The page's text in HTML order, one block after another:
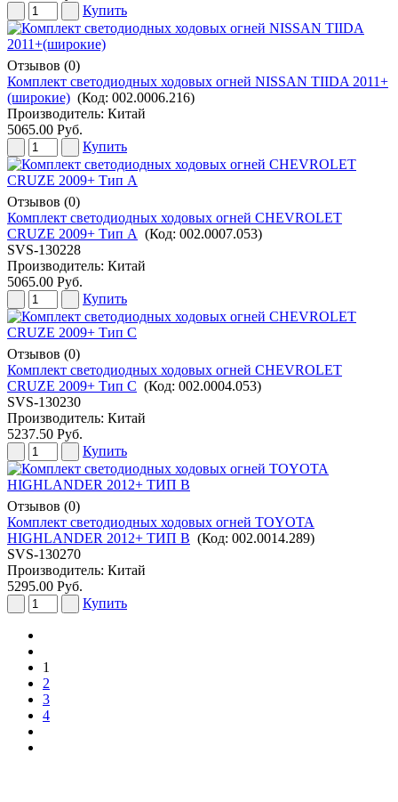
Купить
Отзывов (0)
Комплект светодиодных ходовых огней NISSAN TIIDA 2011+
(широкие) (Код: 002.0006.216)
Производитель: Китай
5065.00 Руб.
Купить
Отзывов (0)
Комплект светодиодных ходовых огней CHEVROLET
CRUZE 2009+ Тип А (Код: 002.0007.053)
SVS-130228
Производитель: Китай
5065.00 Руб.
Купить
Отзывов (0)
Комплект светодиодных ходовых огней CHEVROLET
CRUZE 2009+ Тип С (Код: 002.0004.053)
SVS-130230
Производитель: Китай
5237.50 Руб.
Купить
Отзывов (0)
Комплект светодиодных ходовых огней TOYOTA
HIGHLANDER 2012+ ТИП В (Код: 002.0014.289)
SVS-130270
Производитель: Китай
5295.00 Руб.
Купить
1
2
3
4